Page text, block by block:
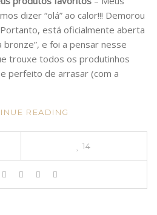
dizer “olá” ao calor!!! Demorou
Portanto, está oficialmente aberta
bronze”, e foi a pensar nesse
trouxe todos os produtinhos
perfeito de arrasar (com a
READING
14